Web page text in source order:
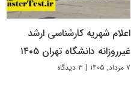
اعلام شهریه کارشناسی ارشد
غیرروزانه دانشگاه تهران ۱۴۰۵
۷ مرداد, ۱۴۰۵ | ۳ دیدگاه